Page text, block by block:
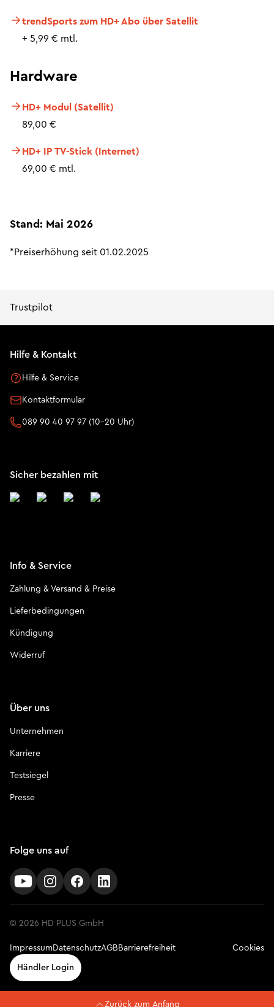
trendSports zum HD+ Abo über Satellit
+ 5,99 € mtl.
Hardware
HD+ Modul (Satellit)
89,00 €
HD+ IP TV-Stick (Internet)
69,00 € mtl.
Stand: Mai 2026
*Preiserhöhung seit 01.02.2025
Trustpilot
Hilfe & Kontakt
Hilfe & Service
Kontaktformular
089 90 40 97 97 (10-20 Uhr)
Sicher bezahlen mit
Info & Service
Zahlung & Versand & Preise
Lieferbedingungen
Kündigung
Widerruf
Über uns
Unternehmen
Karriere
Testsiegel
Presse
Folge uns auf
© 2026 HD PLUS GmbH
ImpressumDatenschutzAGB Barrierefreiheit Cookies
Händler Login
Zurück zum Anfang